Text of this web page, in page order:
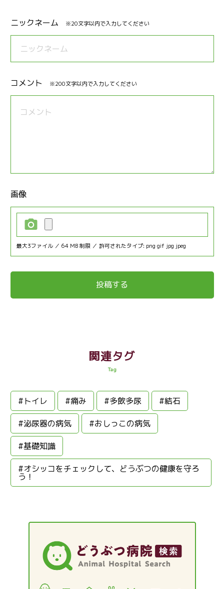
ニックネーム ※20文字以内で入力してください
コメント ※200文字以内で入力してください
画像
最大3ファイル ／ 64 MB 制限 ／ 許可されたタイプ: png gif jpg jpeg
関連タグ
Tag
#トイレ #痛み #多飲多尿 #結石
#泌尿器の病気 #おしっこの病気
#基礎知識
#オシッコをチェックして、どうぶつの健康を守ろ
う！